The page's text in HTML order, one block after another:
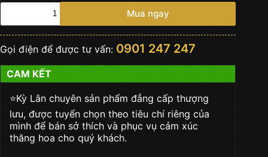
090.88888.86
lượng
Mua ngay
Gọi điện để được tư vấn: 0901 247 247
CAM KẾT
⭐️Kỳ Lân chuyên sản phẩm đẳng cấp thượng
lưu, được tuyển chọn theo tiêu chí riêng của
mình để bán sở thích và phục vụ cảm xúc
thăng hoa cho quý khách.